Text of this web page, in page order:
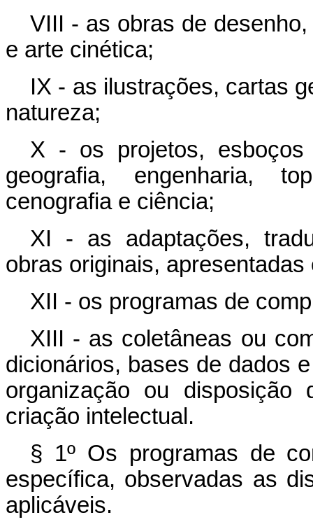
VIII - as obras de
e arte cinética;
IX - as ilustrações, cartas
natureza;
X - os projetos,
geografia, engenharia,
cenografia e ciência;
XI - as adaptações,
obras originais,
XII - os programas de
XIII - as coletâneas ou
dicionários, bases de dados
organização ou disposição
criação intelectual.
§ 1º Os programas de
específica, observadas as
aplicáveis.